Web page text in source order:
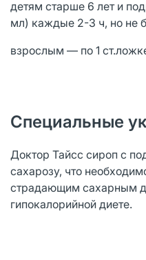
детям старше 6 лет и
мл) каждые 2-3 ч, но не
взрослым — по 1
Специальные
Доктор Тайсс сироп с
сахарозу, что
страдающим сахарным
гипокалорийной диете.